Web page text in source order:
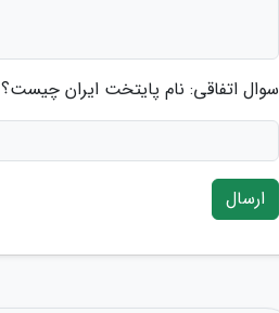
سوال اتفاقی: نام پایتخت ایران چیست؟
ارسال